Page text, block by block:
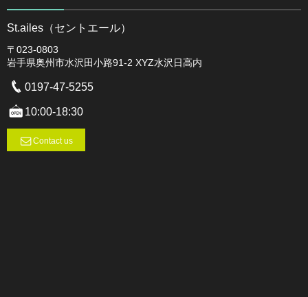
St.ailes（セントエール）
〒023-0803
岩手県奥州市水沢田小路91-2 XYZ水沢日高内
0197-47-5255
10:00-18:30
Contact us